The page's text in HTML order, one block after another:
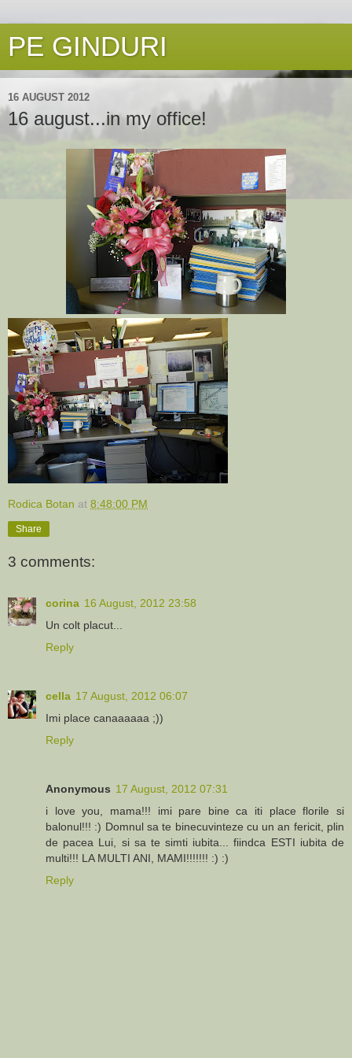
PE GINDURI
16 AUGUST 2012
16 august...in my office!
Rodica Botan at 8:48:00 PM
Share
3 comments:
corina 16 August, 2012 23:58
Un colt placut...
Reply
cella 17 August, 2012 06:07
Imi place canaaaaaa ;))
Reply
Anonymous 17 August, 2012 07:31
i love you, mama!!! imi pare bine ca iti place florile si
balonul!!! :) Domnul sa te binecuvinteze cu un an fericit, plin
de pacea Lui, si sa te simti iubita... fiindca ESTI iubita de
multi!!! LA MULTI ANI, MAMI!!!!!!! :) :)
Reply